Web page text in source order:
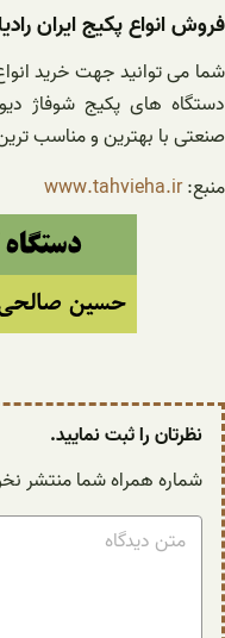
فروش انواع پکیج ایران
شما می توانید جهت خرید
دستگاه های پکیج شوفاژ
صنعتی با بهترین و مناسب
منبع:www.tahvieha.ir
نظرتان را ثبت نمایید.
شماره همراه شما منتشر